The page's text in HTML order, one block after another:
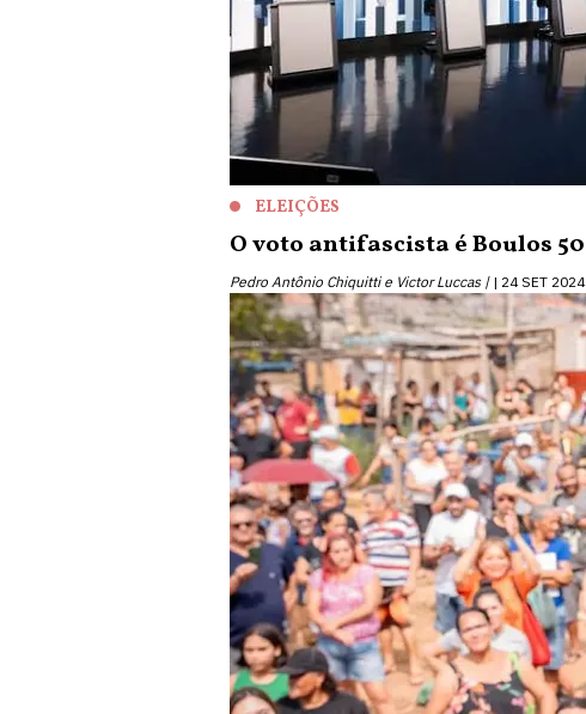
ELEIÇÕES
O voto antifascista é Boulos 50
Pedro Antônio Chiquitti e Victor Luccas | 24 SET 2024